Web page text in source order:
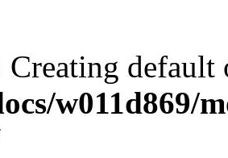
Creating
w011d869/